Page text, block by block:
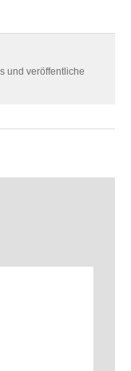
und veröffentliche